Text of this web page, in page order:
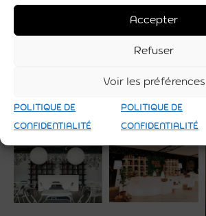
Accepter
Refuser
Voir les préférences
POLITIQUE DE
CONFIDENTIALITÉ
POLITIQUE DE
CONFIDENTIALITÉ
Utilisation Intérieure et